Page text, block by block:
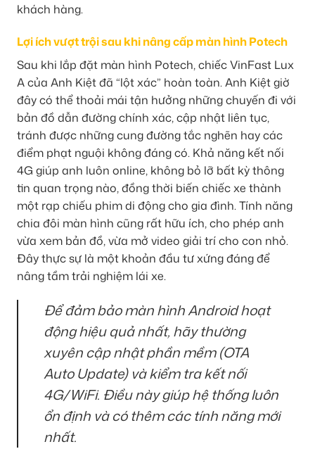
khách hàng.
Lợi ích vượt trội sau khi nâng cấp màn hình Potech
Sau khi lắp đặt màn hình Potech, chiếc VinFast Lux
A của Anh Kiệt đã “lột xác” hoàn toàn. Anh Kiệt giờ
đây có thể thoải mái tận hưởng những chuyến đi với
bản đồ dẫn đường chính xác, cập nhật liên tục,
tránh được những cung đường tắc nghẽn hay các
điểm phạt nguội không đáng có. Khả năng kết nối
4G giúp anh luôn online, không bỏ lỡ bất kỳ thông
tin quan trọng nào, đồng thời biến chiếc xe thành
một rạp chiếu phim di động cho gia đình. Tính năng
chia đôi màn hình cũng rất hữu ích, cho phép anh
vừa xem bản đồ, vừa mở video giải trí cho con nhỏ.
Đây thực sự là một khoản đầu tư xứng đáng để
nâng tầm trải nghiệm lái xe.
Để đảm bảo màn hình Android hoạt
động hiệu quả nhất, hãy thường
xuyên cập nhật phần mềm (OTA
Auto Update) và kiểm tra kết nối
4G/WiFi. Điều này giúp hệ thống luôn
ổn định và có thêm các tính năng mới
nhất.